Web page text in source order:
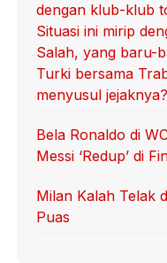
dengan klub-klub
Situasi ini mirip
Salah, yang baru-
Turki bersama
menyusul jejaknya?
Bela Ronaldo di
Messi ‘Redup’ di
Milan Kalah Telak
Puas